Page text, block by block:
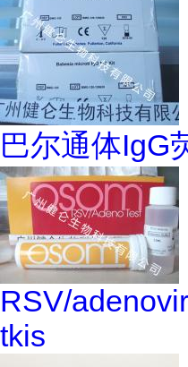
巴尔通体IgG
RSV/
tkis